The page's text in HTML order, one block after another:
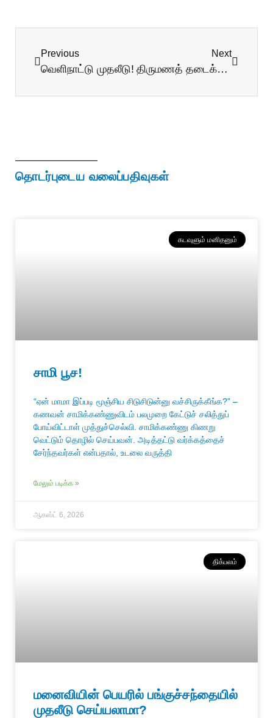
Previous
வெளிநாட்டு முதலீடு!
Next
திருமணத் தடைக்கு காரணம்?
தொடர்புடைய வலைப்பதிவுகள்
கடவுளும் மனிதனும்
சாமி பூச!
“ஏன் மாமா இப்படி மூஞ்சிய சிடுசிடுன்னு வச்சிருக்கீங்க?” –
கணவன் சாமிக்கண்ணுவிடம் பலமுறை கேட்டுச் சலித்துப்
போய்விட்டாள் முத்துச்செல்வி. சாமிக்கண்ணு கிணறு
வெட்டும் தொழில் செய்பவன். அடித்தட்டு வர்க்கத்தைச்
சேர்ந்தவர்கள் என்பதால், உடலை வருத்தி
மேலும் படிக்க »
ஆகஸ்ட் 6, 2026
திக்பலம்
மனைவியின் பெயரில் பங்குச்சந்தையில்
முதலீடு செய்யலாமா?